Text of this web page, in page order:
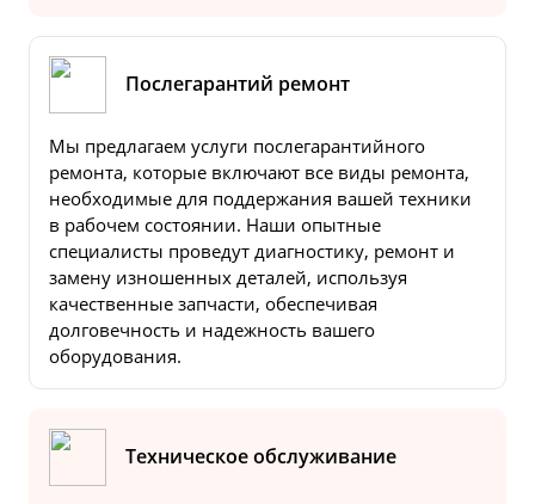
Послегарантий ремонт
Мы предлагаем услуги послегарантийного
ремонта, которые включают все виды ремонта,
необходимые для поддержания вашей техники
в рабочем состоянии. Наши опытные
специалисты проведут диагностику, ремонт и
замену изношенных деталей, используя
качественные запчасти, обеспечивая
долговечность и надежность вашего
оборудования.
Техническое обслуживание